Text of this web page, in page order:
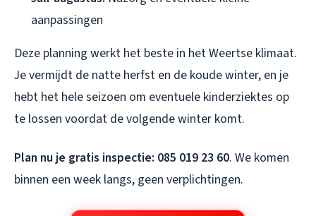
aanpassingen
Deze planning werkt het beste in het Weertse klimaat.
Je vermijdt de natte herfst en de koude winter, en je
hebt het hele seizoen om eventuele kinderziektes op
te lossen voordat de volgende winter komt.
Plan nu je gratis inspectie: 085 019 23 60. We komen
binnen een week langs, geen verplichtingen.